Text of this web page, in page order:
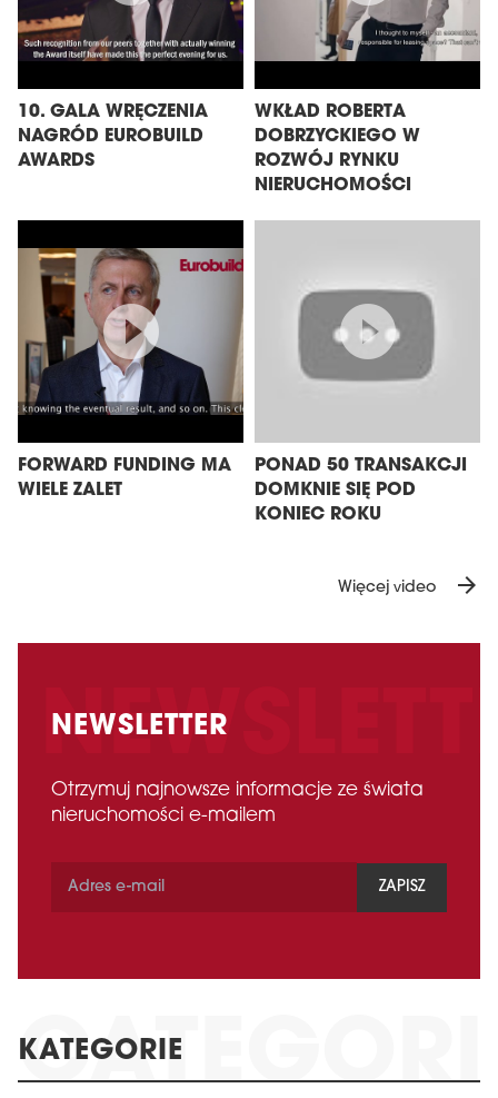
10. GALA WRĘCZENIA
NAGRÓD EUROBUILD
AWARDS
WKŁAD ROBERTA
DOBRZYCKIEGO W
ROZWÓJ RYNKU
NIERUCHOMOŚCI
FORWARD FUNDING MA
WIELE ZALET
PONAD 50 TRANSAKCJI
DOMKNIE SIĘ POD
KONIEC ROKU
Więcej video arrow_forward
NEWSLETTER
Otrzymuj najnowsze informacje ze świata
nieruchomości e-mailem
ZAPISZ
KATEGORIE